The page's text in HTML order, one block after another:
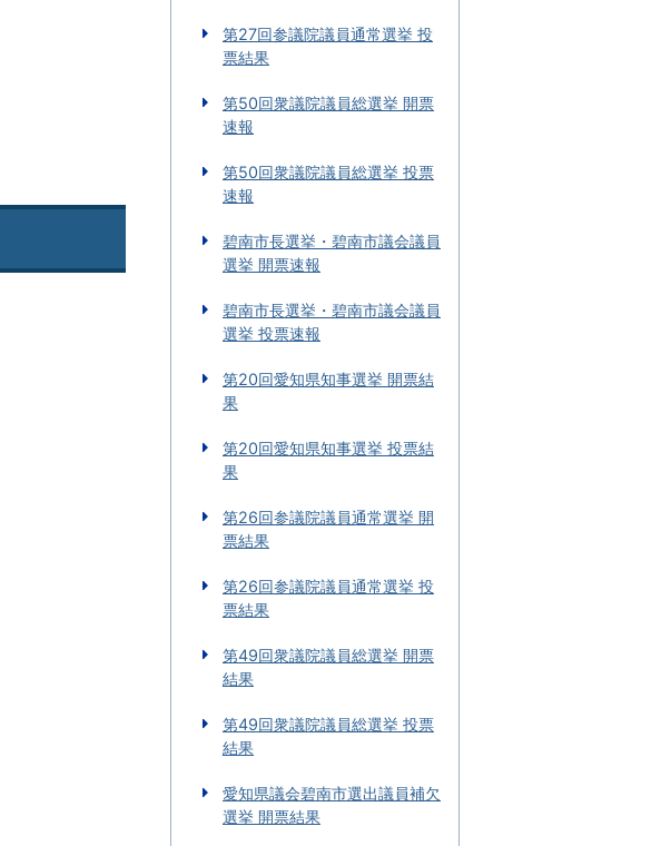
第27回参議院議員通常選挙 投
票結果
第50回衆議院議員総選挙 開票
速報
第50回衆議院議員総選挙 投票
速報
碧南市長選挙・碧南市議会議員
選挙 開票速報
碧南市長選挙・碧南市議会議員
選挙 投票速報
第20回愛知県知事選挙 開票結
果
第20回愛知県知事選挙 投票結
果
第26回参議院議員通常選挙 開
票結果
第26回参議院議員通常選挙 投
票結果
第49回衆議院議員総選挙 開票
結果
第49回衆議院議員総選挙 投票
結果
愛知県議会碧南市選出議員補欠
選挙 開票結果